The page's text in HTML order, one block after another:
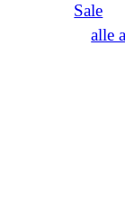
Sale
alle